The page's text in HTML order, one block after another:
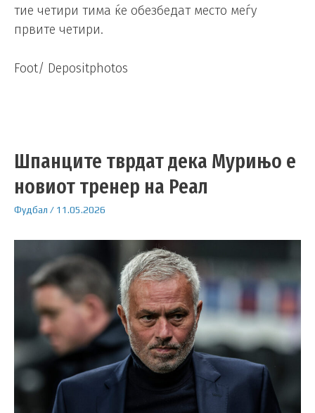
тие четири тима ќе обезбедат место меѓу
првите четири.
Foot/ Depositphotos
Шпанците тврдат дека Мурињо е
новиот тренер на Реал
Фудбал / 11.05.2026